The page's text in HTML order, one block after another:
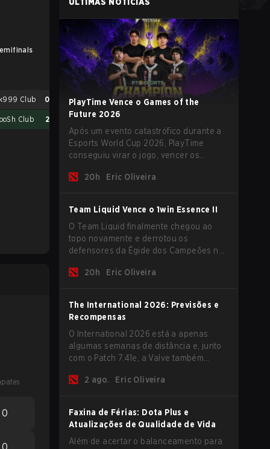
LB Finals
Club 0
Club 2
VooDooSh Club 2
TPaBoMaH Club
0
PlayTime Vence o Games of the
Future 2026
Após um evento catastrófico durante a
Esports World Cup 2026, PlayTime
conseguiu virar o jogo, vencer os
novos jogadores no roster e levar uma
20h Eric Oliveira
Team Liquid Vence o 1win Essence II
O Team Liquid finalmente chegou ao
topo novamente e derrotou os
defensores da Égide dos Campeões na
do International 2026 começar e as
20h Eric Oliveira
The International 2026: Previsões e
Recompensas
O International 2026 está a apenas
algumas semanas de distância e, junto
com o Patch 7.41e, a Valve também
pode fazer suas previsões para a Fase
2 ago. Eric Oliveira
Faxina de Férias: Dota Plus e
Atualizações de Qualidade de Vida
Além de acertar o balanceamento para